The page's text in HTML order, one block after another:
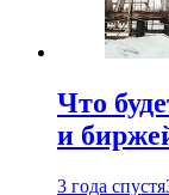
Что
и
3 года спустя